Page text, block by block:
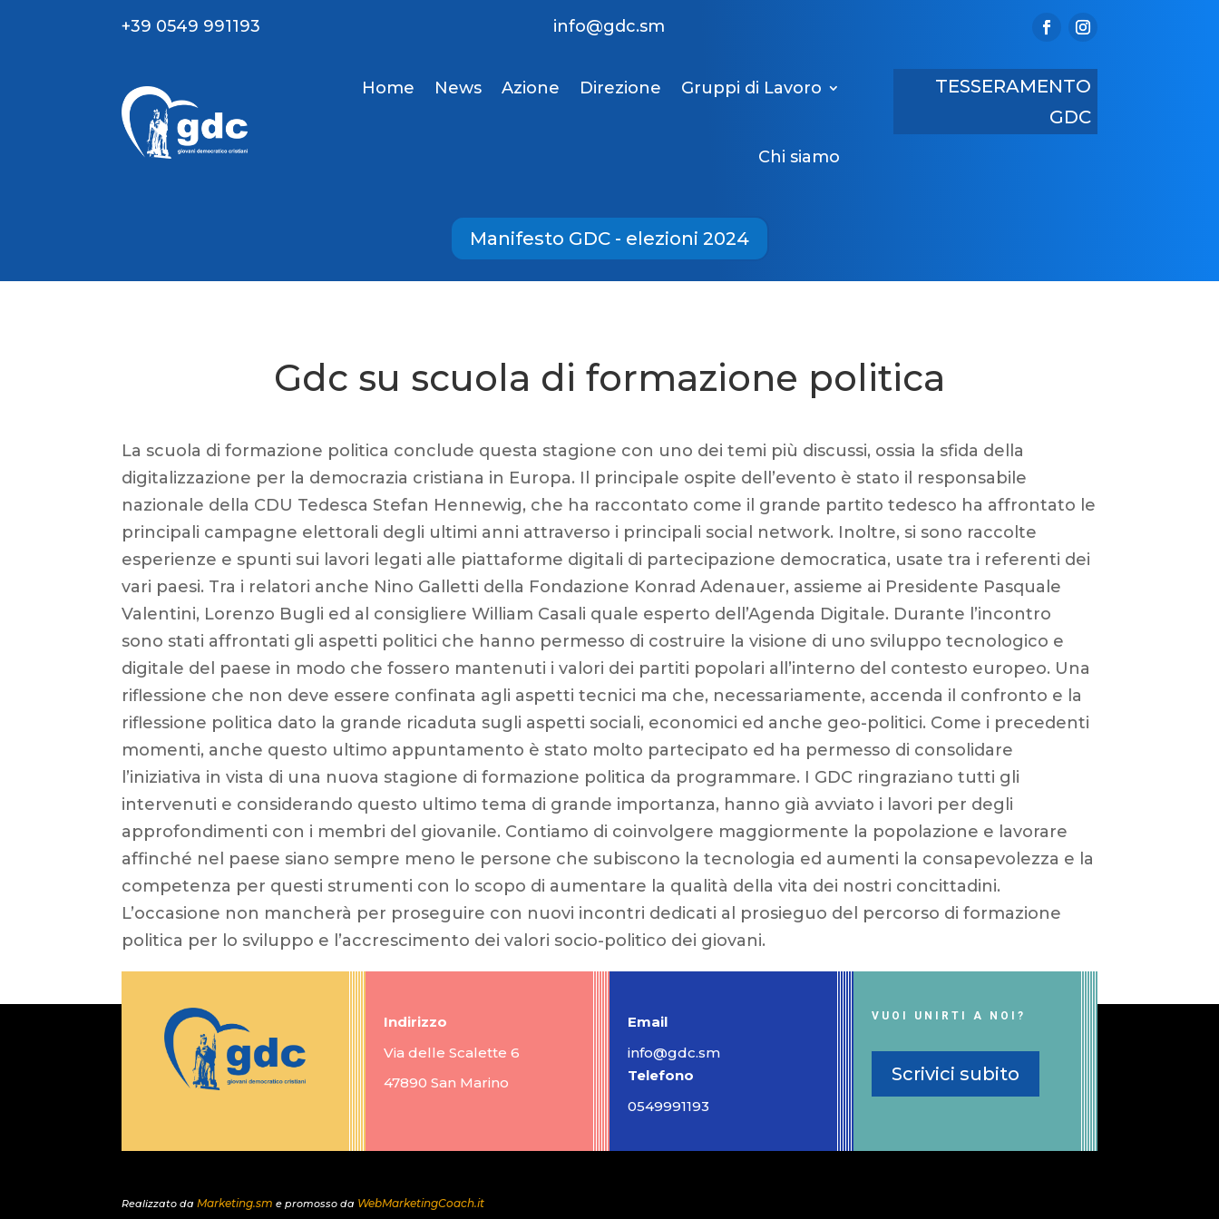
+39 0549 991193 info@gdc.sm
Home News Azione Direzione Gruppi di Lavoro
Chi siamo
TESSERAMENTO
GDC
Manifesto GDC - elezioni 2024
Gdc su scuola di formazione politica
La scuola di formazione politica conclude questa stagione con uno dei temi più discussi, ossia la sfida della
digitalizzazione per la democrazia cristiana in Europa. Il principale ospite dell’evento è stato il responsabile
nazionale della CDU Tedesca Stefan Hennewig, che ha raccontato come il grande partito tedesco ha affrontato le
principali campagne elettorali degli ultimi anni attraverso i principali social network. Inoltre, si sono raccolte
esperienze e spunti sui lavori legati alle piattaforme digitali di partecipazione democratica, usate tra i referenti dei
vari paesi. Tra i relatori anche Nino Galletti della Fondazione Konrad Adenauer, assieme ai Presidente Pasquale
Valentini, Lorenzo Bugli ed al consigliere William Casali quale esperto dell’Agenda Digitale. Durante l’incontro
sono stati affrontati gli aspetti politici che hanno permesso di costruire la visione di uno sviluppo tecnologico e
digitale del paese in modo che fossero mantenuti i valori dei partiti popolari all’interno del contesto europeo. Una
riflessione che non deve essere confinata agli aspetti tecnici ma che, necessariamente, accenda il confronto e la
riflessione politica dato la grande ricaduta sugli aspetti sociali, economici ed anche geo-politici. Come i precedenti
momenti, anche questo ultimo appuntamento è stato molto partecipato ed ha permesso di consolidare
l’iniziativa in vista di una nuova stagione di formazione politica da programmare. I GDC ringraziano tutti gli
intervenuti e considerando questo ultimo tema di grande importanza, hanno già avviato i lavori per degli
approfondimenti con i membri del giovanile. Contiamo di coinvolgere maggiormente la popolazione e lavorare
affinché nel paese siano sempre meno le persone che subiscono la tecnologia ed aumenti la consapevolezza e la
competenza per questi strumenti con lo scopo di aumentare la qualità della vita dei nostri concittadini.
L’occasione non mancherà per proseguire con nuovi incontri dedicati al prosieguo del percorso di formazione
politica per lo sviluppo e l’accrescimento dei valori socio-politico dei giovani.
Indirizzo
Via delle Scalette 6
47890 San Marino
Email
info@gdc.sm
Telefono
0549991193
VUOI UNIRTI A NOI?
Scrivici subito
Realizzato da Marketing.sm e promosso da WebMarketingCoach.it